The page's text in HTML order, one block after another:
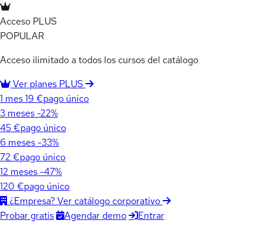
Acceso PLUS
POPULAR
Acceso ilimitado a todos los cursos del catálogo
Ver planes PLUS
1 mes19 €pago único
3 meses -22%
45 €pago único
6 meses -33%
72 €pago único
12 meses -47%
120 €pago único
¿Empresa? Ver catálogo corporativo
Probar gratis
Agendar demo Entrar